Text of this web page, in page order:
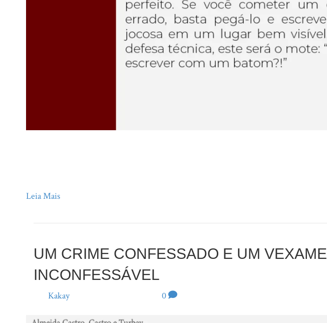
Leia Mais
UM CRIME CONFESSADO E UM VEXAME
INCONFESSÁVEL
PorKakay 0